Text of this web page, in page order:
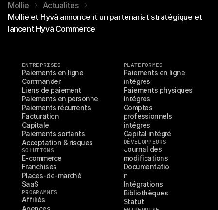
Mollie
Actualités
Mollie et Hyvä annoncent un partenariat stratégique et
lancent Hyvä Commerce
ENTREPRISES
Paiements en ligne
Commander
Liens de paiement
Paiements en personne
Paiements récurrents
Facturation
Capitale
Paiements sortants
Acceptation & risques
SOLUTIONS
E-commerce
Franchises
Places-de-marché
SaaS
PROGRAMMES
Affiliés
Agences
PLATEFORMES
Paiements en ligne
intégrés
Paiements physiques
intégrés
Comptes
professionnels
intégrés
Capital intégré
DÉVELOPPEURS
Journal des
modifications
Documentatio
n
Intégrations
Bibliothèques
Statut